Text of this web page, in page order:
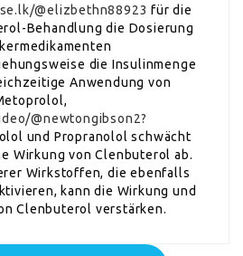
@elizbethn88923 für die
Behandlung die Dosierung
die Insulinmenge
Anwendung von
@newtongibson2?
und Propranolol schwächt
Wirkung von Clenbuterol ab.
Wirkstoffen, die ebenfalls
kann die Wirkung und
Clenbuterol verstärken.